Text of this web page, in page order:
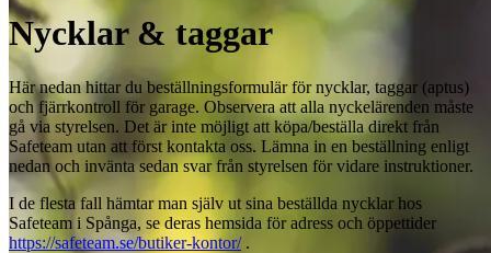
Nycklar & taggar
Här nedan hittar du beställningsformulär för nycklar, taggar (aptus)
och fjärrkontroll för garage. Observera att alla nyckelärenden måste
gå via styrelsen. Det är inte möjligt att köpa/beställa direkt från
Safeteam utan att först kontakta oss. Lämna in en beställning enligt
nedan och invänta sedan svar från styrelsen för vidare instruktioner.
I de flesta fall hämtar man själv ut sina beställda nycklar hos
Safeteam i Spånga, se deras hemsida för adress och öppettider
https://safeteam.se/butiker-kontor/.